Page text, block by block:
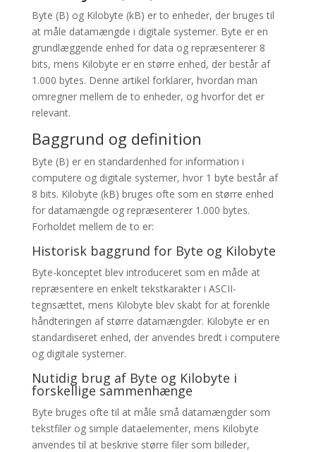
Byte (B) og Kilobyte (kB) er to enheder, der bruges til
at måle datamængde i digitale systemer. Byte er en
grundlæggende enhed for data og repræsenterer 8
bits, mens Kilobyte er en større enhed, der består af
1.000 bytes. Denne artikel forklarer, hvordan man
omregner mellem de to enheder, og hvorfor det er
relevant.
Baggrund og definition
Byte (B) er en standardenhed for information i
computere og digitale systemer, hvor 1 byte består af
8 bits. Kilobyte (kB) bruges ofte som en større enhed
for datamængde og repræsenterer 1.000 bytes.
Forholdet mellem de to er:
Historisk baggrund for Byte og Kilobyte
Byte-konceptet blev introduceret som en måde at
repræsentere en enkelt tekstkarakter i ASCII-
tegnsættet, mens Kilobyte blev skabt for at forenkle
håndteringen af større datamængder. Kilobyte er en
standardiseret enhed, der anvendes bredt i computere
og digitale systemer.
Nutidig brug af Byte og Kilobyte i
forskellige sammenhænge
Byte bruges ofte til at måle små datamængder som
tekstfiler og simple dataelementer, mens Kilobyte
anvendes til at beskrive større filer som billeder,